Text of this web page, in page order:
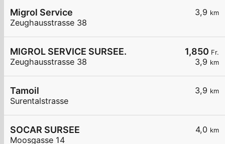
3,9 km
Migrol Service
Zeughausstrasse 38
1,850 Fr.
3,9 km
MIGROL SERVICE SURSEE.
Zeughausstrasse 38
3,9 km
Tamoil
Surentalstrasse
4,0 km
SOCAR SURSEE
Moosgasse 14